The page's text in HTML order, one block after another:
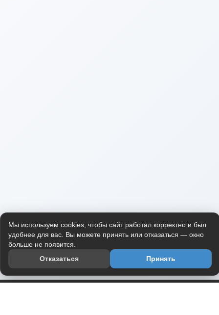
Мы используем cookies, чтобы сайт работал корректно и был
удобнее для вас. Вы можете принять или отказаться — окно
больше не появится.
Отказаться
Принять